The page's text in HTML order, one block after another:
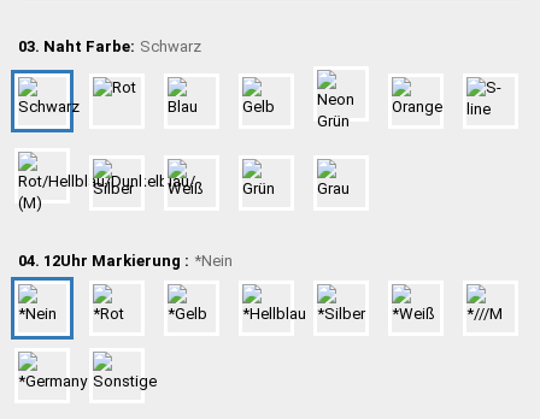
03. Naht Farbe: Schwarz
04. 12Uhr Markierung : *Nein